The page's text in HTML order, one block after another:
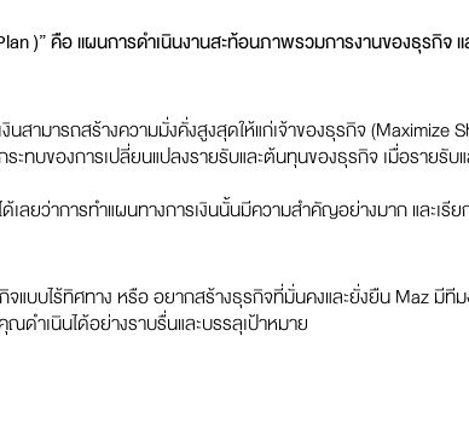
)” คือ แผนการดำเนินงานสะท้อนภาพรวมการงานของธุรกิจ
นสามารถสร้างความมั่งคั่งสูงสุดให้แก่เจ้าของธุรกิจ (Maximize
ะทบของการเปลี่ยนแปลงรายรับและต้นทุนของธุรกิจ เมื่อรายรับ
เลยว่าการทำแผนทางการเงินนั้นมีความสำคัญอย่างมาก และเ
แบบไร้ทิศทาง หรือ อยากสร้างธุรกิจที่มั่นคงและยั่งยืน Maz
ดำเนินได้อย่างราบรื่นและบรรลุเป้าหมาย